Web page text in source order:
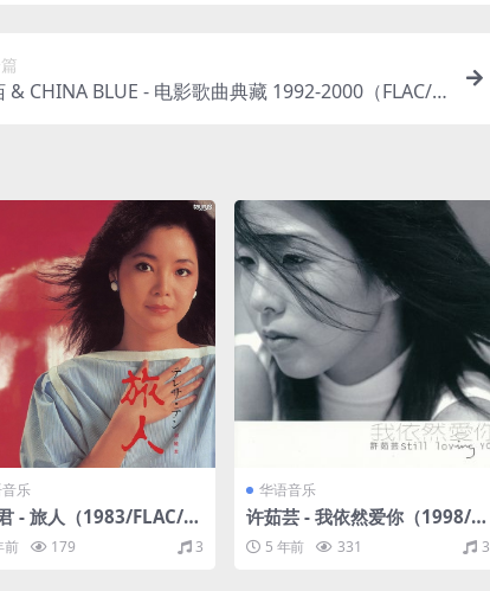
& CHINA BLUE - 电影歌曲典藏 1992-2000（FLAC/
乐
- 旅人（1983/FLAC/分
）
前 179 3
华语音乐
许茹芸 - 我依然爱你（1998/F
LAC/分轨/242M）
5 年前 331 3